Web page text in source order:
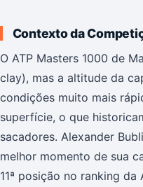
Contexto da
O ATP Masters 1000 de
clay), mas a altitude da
condições muito mais
superfície, o que
sacadores. Alexander
melhor momento de sua
11ª posição no ranking